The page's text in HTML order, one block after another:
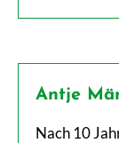
Antje
Nach 10